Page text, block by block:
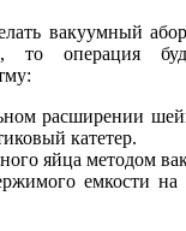
вакуумный
то операция
расширении
катетер.
яйца методом
емкости на